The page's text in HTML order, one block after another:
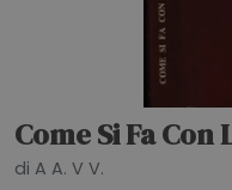
Come Si Fa Con
di A A. V V.